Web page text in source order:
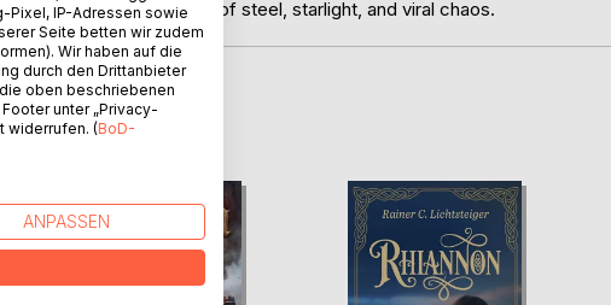
fantasy-sci-fi collision of steel, starlight, and viral chaos.
BEIBoD
Pixel, IP-Adressen sowie
Seite betten wir zudem
Wir haben auf die
durch den Drittanbieter
oben beschriebenen
unter „Privacy-
widerrufen. (BoD-
ANPASSEN